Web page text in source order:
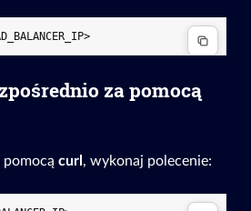
za pomocą
pomocącurl , wykonaj polecenie: